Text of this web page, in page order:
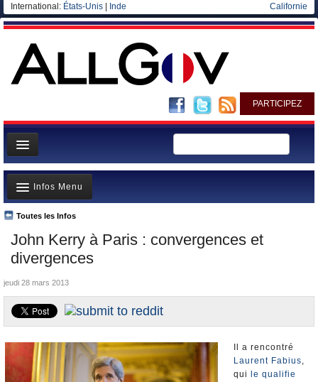
International: États-Unis Inde Californie
PARTICIPEZ
Page d'accueil
Infos
Gouvernement
Ministères/Directions
Blog
Elections européennes
John Kerry à Paris : convergences et
divergences
Toutes les Infos
Infos Menu
A la Une
Polémiques
Où va l’argent?
La France et le Monde
Nominations et Démissions
Elections européennes
Infos insolites
jeudi 28 mars 2013
Il a rencontré
Laurent Fabius,
qui
le qualifie